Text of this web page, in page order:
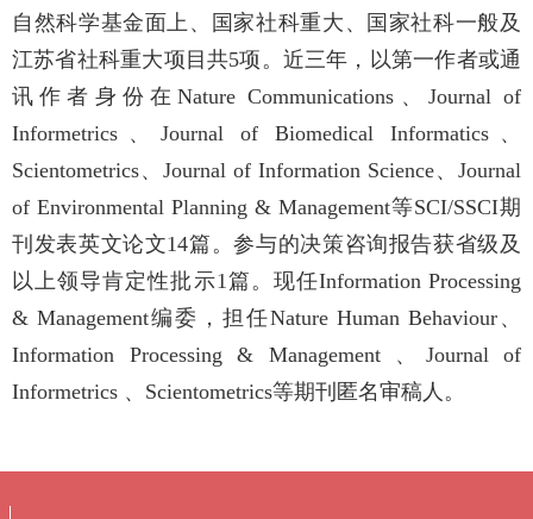
自然科学基金面上、国家社科重大、国家社科一般及
江苏省社科重大项目共5项。近三年，以第一作者或通
讯作者身份在Nature Communications 、 Journal of
Informetrics 、 Journal of Biomedical Informatics 、
Scientometrics、 Journal of Information Science、 Journal
of Environmental Planning & Management等SCI/SSCI期
刊发表英文论文14篇。参与的决策咨询报告获省级及
以上领导肯定性批示1篇。现任Information Processing
& Management编委，担任Nature Human Behaviour 、
Information Processing & Management 、 Journal of
Informetrics 、 Scientometrics等期刊匿名审稿人。